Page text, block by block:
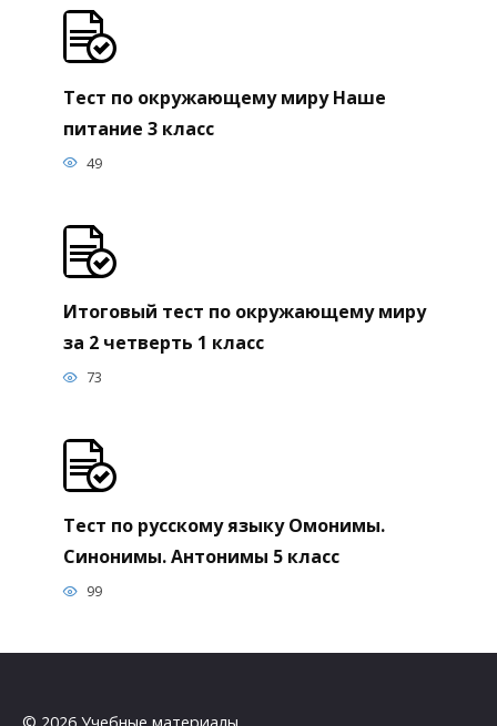
Тест по окружающему миру Наше
питание 3 класс
49
Итоговый тест по окружающему миру
за 2 четверть 1 класс
73
Тест по русскому языку Омонимы.
Синонимы. Антонимы 5 класс
99